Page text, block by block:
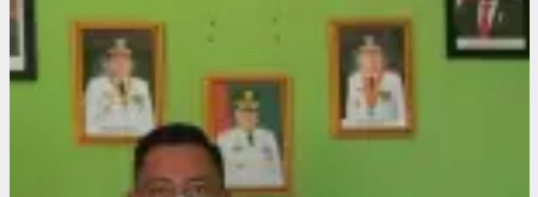
d
a